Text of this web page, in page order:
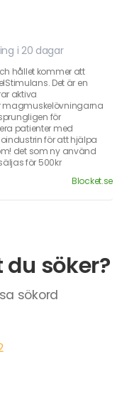
i 20 dagar
hållet kommer att
Det är en
aktiva
magmuskelövningarna
för
patienter med
för att hjälpa
det som ny använd
för 500kr
Blocket.se
söker?
sökord